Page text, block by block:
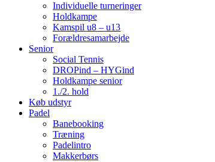
Individuelle turneringer
Holdkampe
Kamspil u8 – u13
Forældresamarbejde
Senior
Social Tennis
DROPind – HYGind
Holdkampe senior
1./2. hold
Køb udstyr
Padel
Banebooking
Træning
Padelintro
Makkerbørs